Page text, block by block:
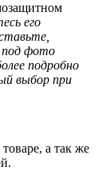
его
под фото
подробно
выбор при
а так же